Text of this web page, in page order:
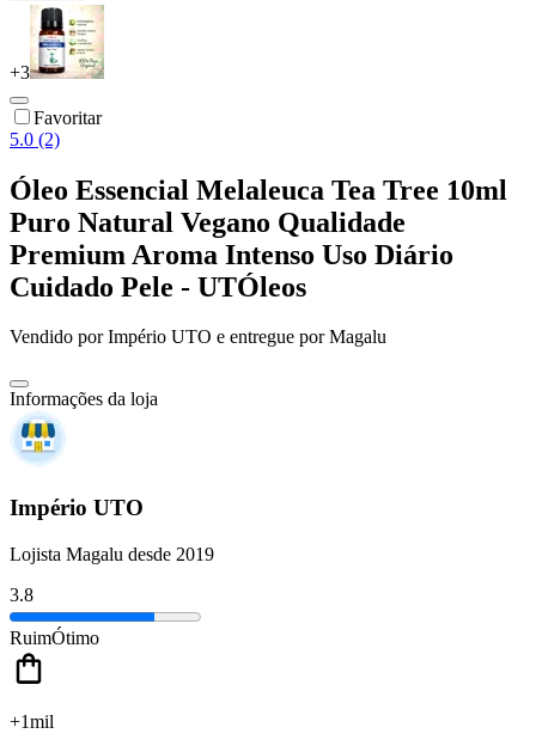
+3
Favoritar
5.0 (2)
Óleo Essencial Melaleuca Tea Tree 10ml
Puro Natural Vegano Qualidade
Premium Aroma Intenso Uso Diário
Cuidado Pele - UTÓleos
Vendido porImpério UTO e entregue por Magalu
Informações da loja
Império UTO
Lojista Magalu desde 2019
3.8
RuimÓtimo
+1mil